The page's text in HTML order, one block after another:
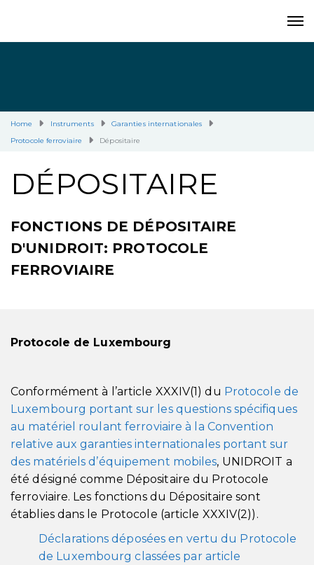
Home Instruments
Garanties internationales
Protocole ferroviaire
Dépositaire
DÉPOSITAIRE
FONCTIONS DE DÉPOSITAIRE
D'UNIDROIT: PROTOCOLE
FERROVIAIRE
Protocole de Luxembourg
Conformément à l’article XXXIV(1) du Protocole de
Luxembourg portant sur les questions spécifiques
au matériel roulant ferroviaire à la Convention
relative aux garanties internationales portant sur
des matériels d’équipement mobiles, UNIDROIT a
été désigné comme Dépositaire du Protocole
ferroviaire. Les fonctions du Dépositaire sont
établies dans le Protocole (article XXXIV(2)).
Déclarations déposées en vertu du Protocole
de Luxembourg classées par article